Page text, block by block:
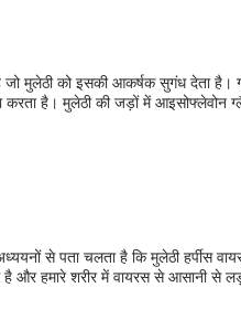
मुलेठी को इसकी आकर्षक सुगंध देता है।
है। मुलेठी की जड़ों में आइसोफ्लेवोन
से पता चलता है कि मुलेठी हर्पीस
है और हमारे शरीर में वायरस से आसानी से